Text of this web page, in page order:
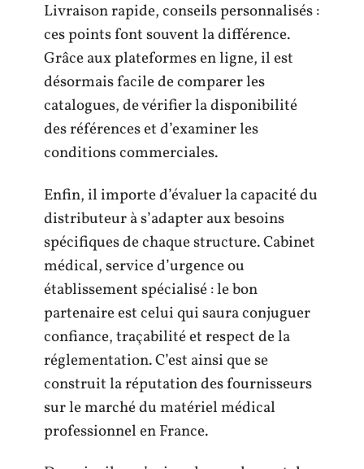
Livraison rapide, conseils personnalisés :
ces points font souvent la différence.
Grâce aux plateformes en ligne, il est
désormais facile de comparer les
catalogues, de vérifier la disponibilité
des références et d’examiner les
conditions commerciales.
Enfin, il importe d’évaluer la capacité du
distributeur à s’adapter aux besoins
spécifiques de chaque structure. Cabinet
médical, service d’urgence ou
établissement spécialisé : le bon
partenaire est celui qui saura conjuguer
confiance, traçabilité et respect de la
réglementation. C’est ainsi que se
construit la réputation des fournisseurs
sur le marché du matériel médical
professionnel en France.